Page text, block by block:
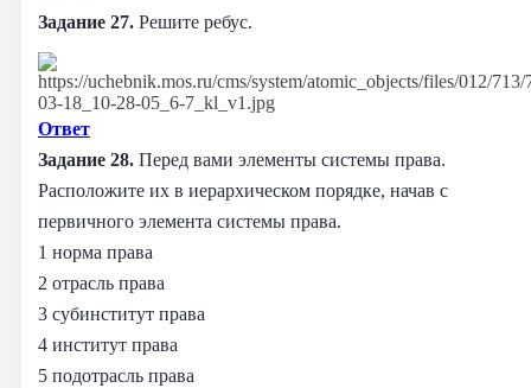
Задание 27. Решите ребус.
Ответ
Задание 28. Перед вами элементы системы права.
Расположите их в иерархическом порядке, начав с
первичного элемента системы права.
1 норма права
2 отрасль права
3 субинститут права
4 институт права
5 подотрасль права